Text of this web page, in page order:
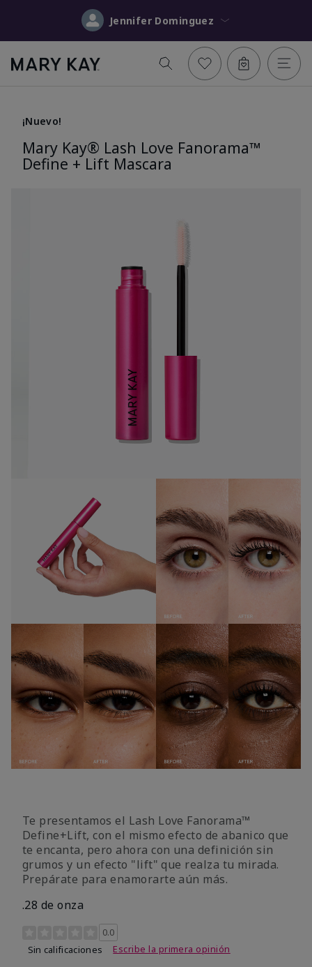
Jennifer Dominguez
¡Nuevo!
Mary Kay® Lash Love Fanorama™
Define + Lift Mascara
Te presentamos el Lash Love Fanorama™
Define+Lift, con el mismo efecto de abanico que
te encanta, pero ahora con una definición sin
grumos y un efecto "lift" que realza tu mirada.
Prepárate para enamorarte aún más.
.28 de onza
Calificación de clientes de 3,4 de 5
0.0
Sin calificaciones
Escribe la primera opinión